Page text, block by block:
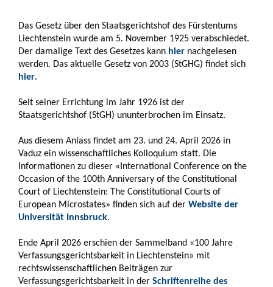
Das Gesetz über den Staatsgerichtshof des Fürstentums
Liechtenstein wurde am 5. November 1925 verabschiedet.
Der damalige Text des Gesetzes kann hier nachgelesen
werden. Das aktuelle Gesetz von 2003 (StGHG) findet sich
hier.
Seit seiner Errichtung im Jahr 1926 ist der
Staatsgerichtshof (StGH) ununterbrochen im Einsatz.
Aus diesem Anlass findet am 23. und 24. April 2026 in
Vaduz ein wissenschaftliches Kolloquium statt. Die
Informationen zu dieser «International Conference on the
Occasion of the 100th Anniversary of the Constitutional
Court of Liechtenstein: The Constitutional Courts of
European Microstates» finden sich auf der Website der
Universität Innsbruck.
Ende April 2026 erschien der Sammelband «100 Jahre
Verfassungsgerichtsbarkeit in Liechtenstein» mit
rechtswissenschaftlichen Beiträgen zur
Verfassungsgerichtsbarkeit in der Schriftenreihe des